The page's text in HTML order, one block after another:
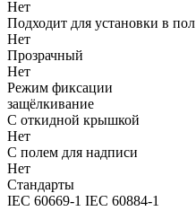
Нет
Подходит для установки в пол
Нет
Прозрачный
Нет
Режим фиксации
защёлкивание
С откидной крышкой
Нет
С полем для надписи
Нет
Стандарты
IEC 60669-1 IEC 60884-1